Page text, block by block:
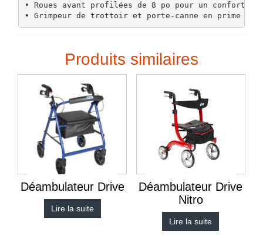
• Roues avant profilées de 8 po pour un confort
• Grimpeur de trottoir et porte-canne en prime
Produits similaires
Déambulateur Drive
Lire la suite
Déambulateur Drive
Nitro
Lire la suite